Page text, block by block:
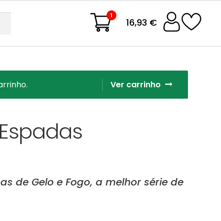
1
16,93 €
Ver carrinho
de Gelo e Fogo, a melhor série de